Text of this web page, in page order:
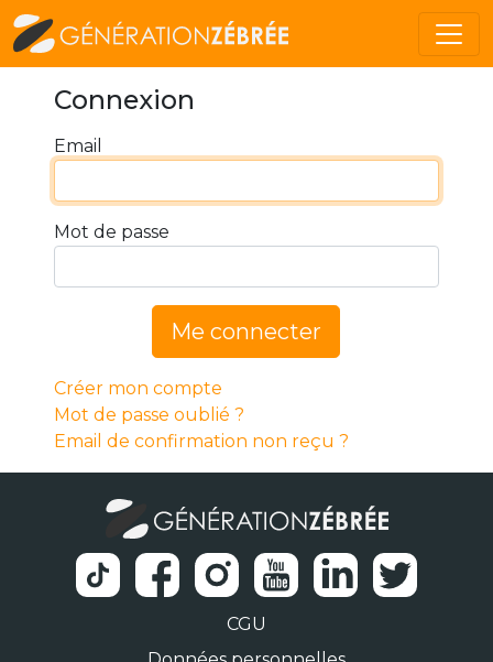
Connexion
Email
Mot de passe
Me connecter
Créer mon compte
Mot de passe oublié ?
Email de confirmation non reçu ?
CGU